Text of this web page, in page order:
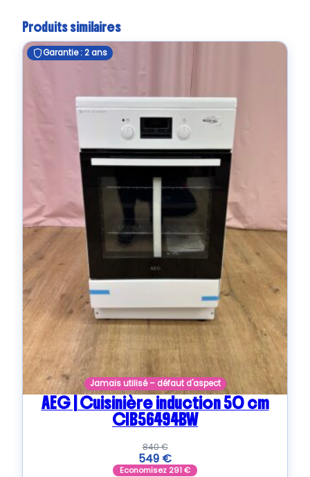
Produits similaires
Garantie : 2 ans
Jamais utilisé – défaut d'aspect
AEG | Cuisinière induction 50 cm
CIB56494BW
840€
549 €
Economisez 291€